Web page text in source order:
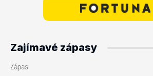
Zajímavé zápasy
Zápas